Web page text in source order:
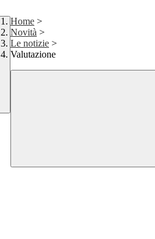
Home >
Novità >
Le notizie >
Valutazione